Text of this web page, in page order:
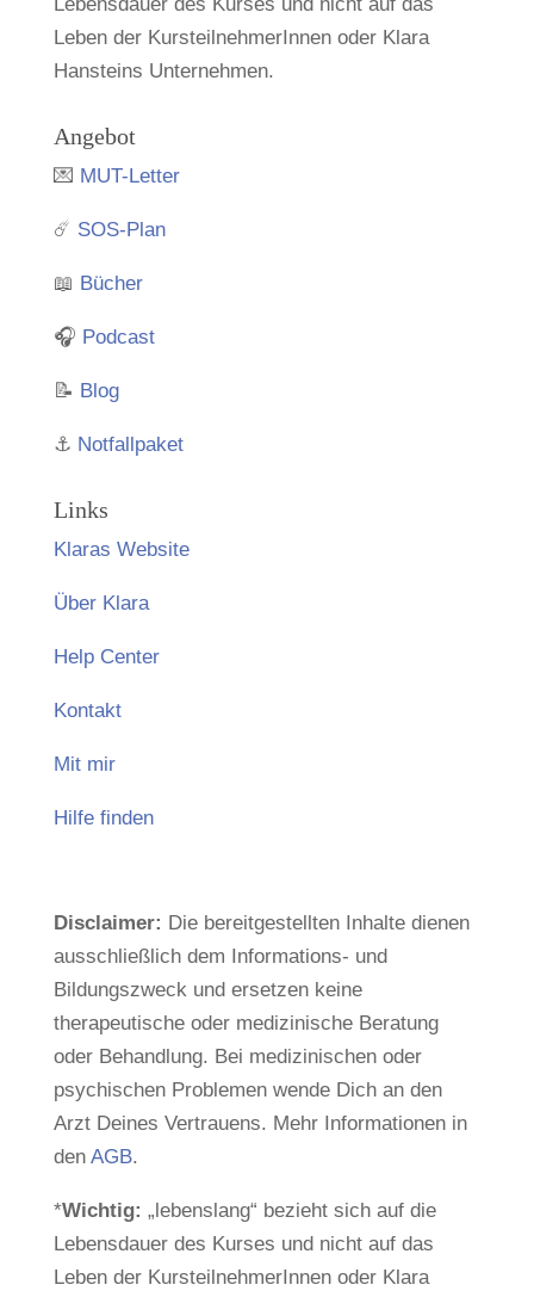
Leben der KursteilnehmerInnen oder Klara
Hansteins Unternehmen.
Angebot
💌 MUT-Letter
☄️ SOS-Plan
📖 Bücher
🎧 Podcast
📝 Blog
⚓️ Notfallpaket
Links
Klaras Website
Über Klara
Help Center
Kontakt
Mit mir
Hilfe finden
Disclaimer: Die bereitgestellten Inhalte dienen
ausschließlich dem Informations- und
Bildungszweck und ersetzen keine
therapeutische oder medizinische Beratung
oder Behandlung. Bei medizinischen oder
psychischen Problemen wende Dich an den
Arzt Deines Vertrauens. Mehr Informationen in
den AGB.
*Wichtig: „lebenslang“ bezieht sich auf die
Lebensdauer des Kurses und nicht auf das
Leben der KursteilnehmerInnen oder Klara